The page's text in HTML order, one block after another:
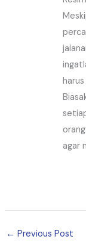
agar
← Previous Post